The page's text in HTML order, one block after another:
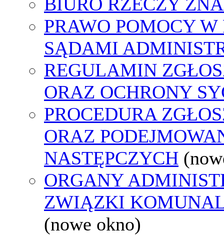
PRAWO POMOCY
SĄDAMI
REGULAMIN
ORAZ OCHRONY
PROCEDURA
ORAZ
NASTĘPCZYCH
ORGANY
ZWIĄZKI
(nowe okno)